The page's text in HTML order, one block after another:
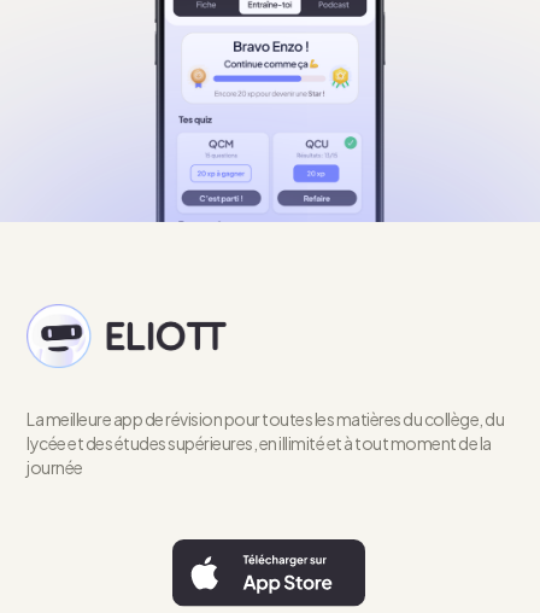
La meilleure app de révision pour toutes les matières du collège, du
lycée et des études supérieures, en illimité et à tout moment de la
journée